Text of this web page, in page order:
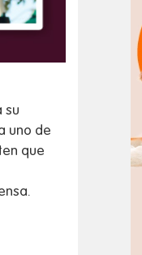
su
uno de
que